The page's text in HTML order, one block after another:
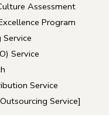
Assessment
Program
Service
Service
Service]